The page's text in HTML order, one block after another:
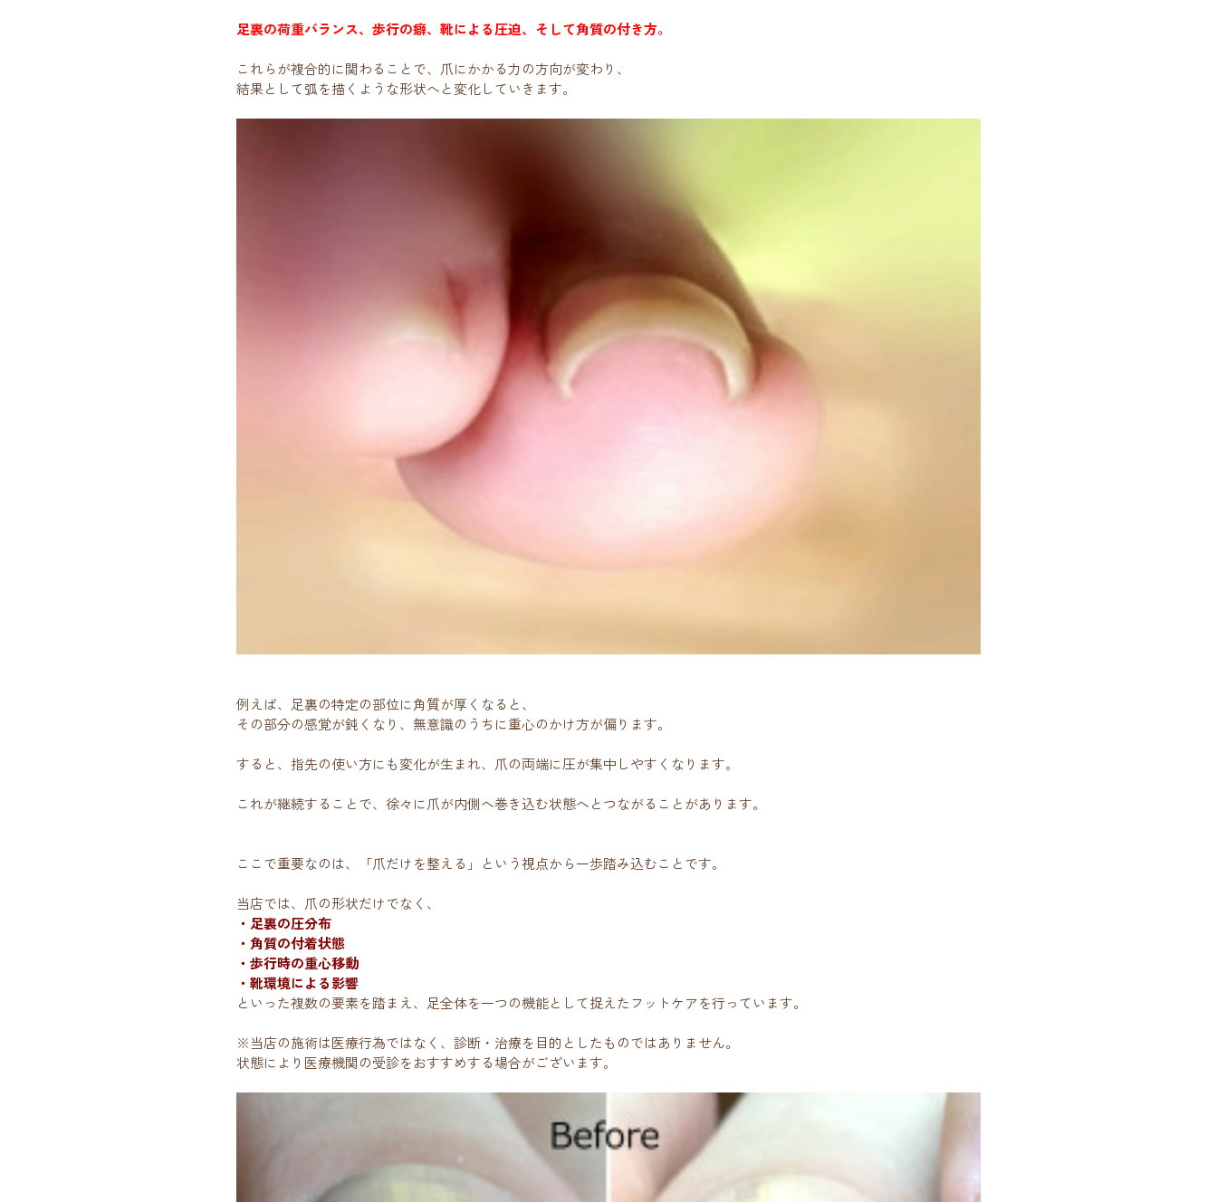
足裏の荷重バランス、歩行の癖、靴による圧迫、そして角質の付き方。
これらが複合的に関わることで、爪にかかる力の方向が変わり、
結果として弧を描くような形状へと変化していきます。
例えば、足裏の特定の部位に角質が厚くなると、
その部分の感覚が鈍くなり、無意識のうちに重心のかけ方が偏ります。
すると、指先の使い方にも変化が生まれ、爪の両端に圧が集中しやすくなります。
これが継続することで、徐々に爪が内側へ巻き込む状態へとつながることがあります。
ここで重要なのは、「爪だけを整える」という視点から一歩踏み込むことです。
当店では、爪の形状だけでなく、
・足裏の圧分布
・角質の付着状態
・歩行時の重心移動
・靴環境による影響
といった複数の要素を踏まえ、足全体を一つの機能として捉えたフットケアを行っています。
※当店の施術は医療行為ではなく、診断・治療を目的としたものではありません。
状態により医療機関の受診をおすすめする場合がございます。